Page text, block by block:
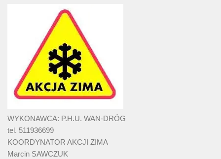
WYKONAWCA: P.H.U. WAN-DRÓG
tel. 511936699
KOORDYNATOR AKCJI ZIMA
Marcin SAWCZUK